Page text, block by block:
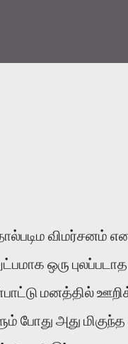
விமர்சனம்
ஒரு
மனத்தில்
போது அது